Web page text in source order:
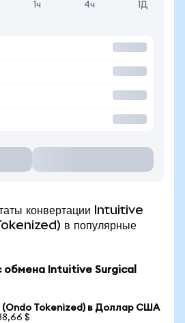
1ч 4ч 1Д
конвертации Intuitive
в популярные
обмена Intuitive Surgical
Tokenized) в Доллар США
$